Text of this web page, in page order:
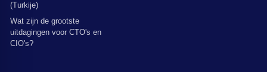
(Turkije)
Wat zijn de grootste
uitdagingen voor CTO's en
CIO's?